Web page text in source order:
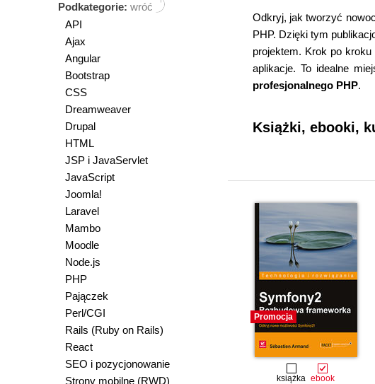
Podkategorie: wróć
API
Ajax
Angular
Bootstrap
CSS
Dreamweaver
Drupal
HTML
JSP i JavaServlet
JavaScript
Joomla!
Laravel
Mambo
Moodle
Node.js
PHP
Pajączek
Perl/CGI
Rails (Ruby on Rails)
React
SEO i pozycjonowanie
Strony mobilne (RWD)
Odkryj, jak tworzyć
PHP. Dzięki tym
projektem. Krok po kroku
aplikacje. To idealne
profesjonalnego PHP.
Książki, ebooki,
Promocja
książka ebook